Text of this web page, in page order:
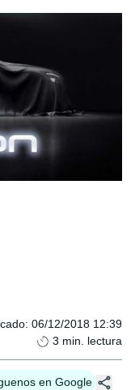
: 06/12/2018 12:39
3 min. lectura
en Google